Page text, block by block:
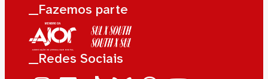
__Fazemos parte
__Redes Sociais